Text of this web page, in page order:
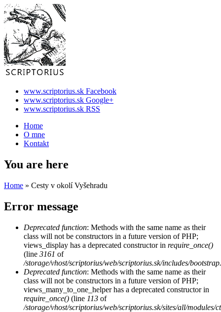
www.scriptorius.sk Facebook
www.scriptorius.sk Google+
www.scriptorius.sk RSS
Home
O mne
Kontakt
You are here
Home » Cesty v okolí Vyšehradu
Error message
Deprecated function: Methods with the same name as their
class will not be constructors in a future version of PHP;
views_display has a deprecated constructor in require_once()
(line 3161 of
/storage/vhost/scriptorius/web/scriptorius.sk/includes/
Deprecated function: Methods with the same name as their
class will not be constructors in a future version of PHP;
views_many_to_one_helper has a deprecated constructor in
require_once() (line 113 of
/storage/vhost/scriptorius/web/scriptorius.sk/sites/all/modules/